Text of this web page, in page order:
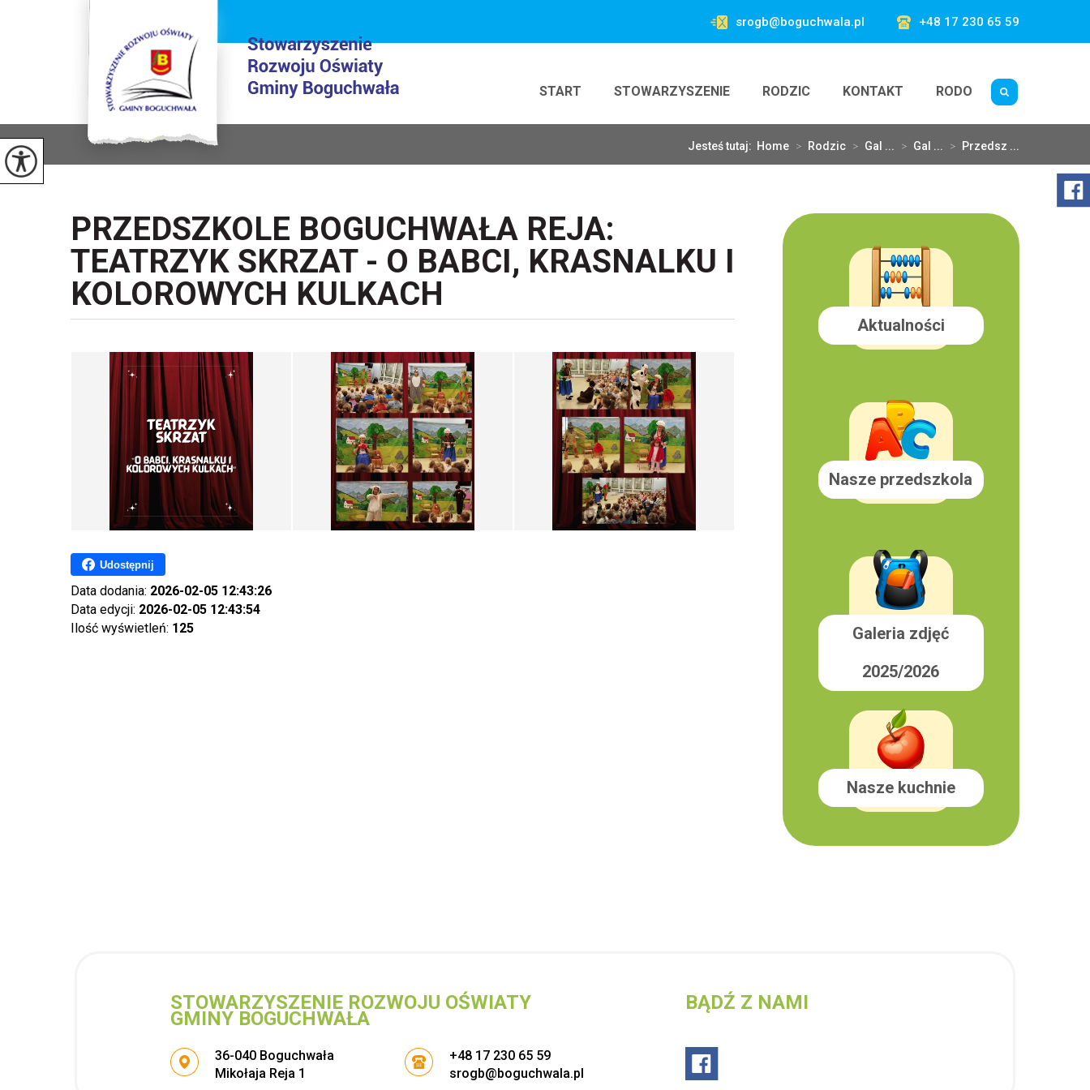
srogb@boguchwala.pl +48 17 230 65 59
START STOWARZYSZENIE RODZIC KONTAKT RODO
Jesteś tutaj: Home > Rodzic > Gal ... > Gal ... > Przedsz ...
PRZEDSZKOLE BOGUCHWAŁA REJA:
TEATRZYK SKRZAT - O BABCI, KRASNALKU I
KOLOROWYCH KULKACH
Udostępnij
Data dodania: 2026-02-05 12:43:26
Data edycji: 2026-02-05 12:43:54
Ilość wyświetleń: 125
Aktualności
Nasze przedszkola
Galeria zdjęć
2025/2026
Nasze kuchnie
STOWARZYSZENIE ROZWOJU OŚWIATY
GMINY BOGUCHWAŁA
Adres pocztowy:
36-040 Boguchwała
Mikołaja Reja 1
+48 17 230 65 59
srogb@boguchwala.pl
BĄDŹ Z NAMI